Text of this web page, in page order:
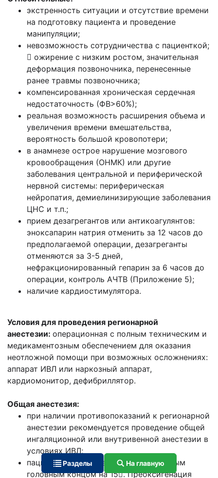
экстренность ситуации и отсутствие времени
на подготовку пациента и проведение
манипуляции;
невозможность сотрудничества с пациенткой;
 ожирение с низким ростом, значительная
деформация позвоночника, перенесенные
ранее травмы позвоночника;
компенсированная хроническая сердечная
недостаточность (ФВ>60%);
реальная возможность расширения объема и
увеличения времени вмешательства,
вероятность большой кровопотери;
в анамнезе острое нарушение мозгового
кровообращения (ОНМК) или другие
заболевания центральной и периферической
нервной системы: периферическая
нейропатия, демиелинизирующие заболевания
ЦНС и т.п.;
прием дезагрегантов или антикоагулянтов:
эноксапарин натрия отменить за 12 часов до
предполагаемой операции, дезагреганты
отменяются за 3-5 дней,
нефракционированный гепарин за 6 часов до
операции, контроль АЧТВ (Приложение 5);
наличие кардиостимулятора.
Условия для проведения регионарной
анестезии: операционная с полным техническим и
медикаментозным обеспечением для оказания
неотложной помощи при возможных осложнениях:
аппарат ИВЛ или наркозный аппарат,
кардиомонитор, дефибриллятор.
Общая анестезия:
при наличии противопоказаний к регионарной
анестезии рекомендуется проведение общей
ингаляционной или внутривенной анестезии в
условиях ИВЛ;
пациентка укладывается с приподнятым
головным концом на 15. Преоксигенация
Разделы На главную